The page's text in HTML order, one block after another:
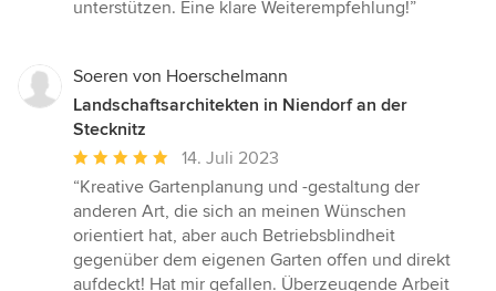
unterstützen. Eine klare Weiterempfehlung!”
Soeren von Hoerschelmann
Landschaftsarchitekten in Niendorf an der
Stecknitz
Durchschnittliche
Bewertung:
5
von
5
Sternen
14. Juli 2023
“Kreative Gartenplanung und -gestaltung der
anderen Art, die sich an meinen Wünschen
orientiert hat, aber auch Betriebsblindheit
gegenüber dem eigenen Garten offen und direkt
aufdeckt! Hat mir gefallen. Überzeugende Arbeit